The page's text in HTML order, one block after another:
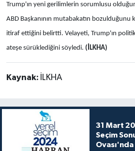
Trump'ın yeni gerilimlerin sorumlusu
ABD Başkanının mutabakatın bozulduğunu
itiraf ettiğini belirtti. Velayeti, Trump'ın
ateşe sürüklediğini söyledi. (İLKHA)
Kaynak: İLKHA
31 Mart
Seçim
Ovası'nda